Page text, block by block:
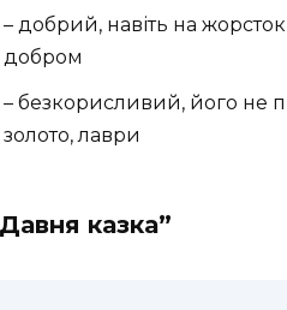
– добрий, навіть на
добром
– безкорисливий, його не
золото, лаври
казка”